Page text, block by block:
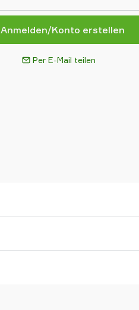
Anmelden/Konto erstellen
Per E-Mail teilen